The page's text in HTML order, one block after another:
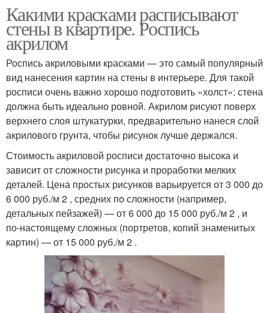
Какими красками расписывают
стены в квартире. Роспись
акрилом
Роспись акриловыми красками — это самый популярный
вид нанесения картин на стены в интерьере. Для такой
росписи очень важно хорошо подготовить «холст»: стена
должна быть идеально ровной. Акрилом рисуют поверх
верхнего слоя штукатурки, предварительно нанеся слой
акрилового грунта, чтобы рисунок лучше держался.
Стоимость акриловой росписи достаточно высока и
зависит от сложности рисунка и проработки мелких
деталей. Цена простых рисунков варьируется от 3 000 до
6 000 руб./м 2 , средних по сложности (например,
детальных пейзажей) — от 6 000 до 15 000 руб./м 2 , и
по-настоящему сложных (портретов, копий знаменитых
картин) — от 15 000 руб./м 2 .